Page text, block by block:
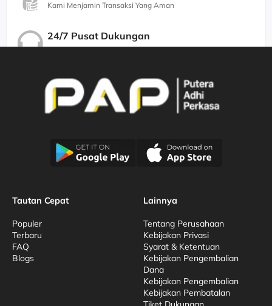
Kami Menjamin Transaksi Yang Aman
24/7 Pusat Dukungan
Tautan Cepat
Populer
Terbaru
FAQ
Blogs
Lainnya
Tentang Perusahaan
Kebijakan Privasi
Syarat & Ketentuan
Kebijakan Pengembalian
Dana
Kebijakan Pengembalian
Kebijakan Pembatalan